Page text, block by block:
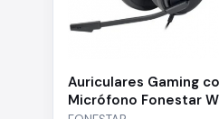
Auriculares Gaming
Micrófono Fonestar